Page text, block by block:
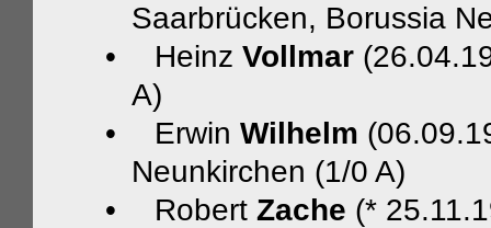
Saarbrücken, Borussia
•
Heinz Vollmar
A)
•
Erwin Wilhelm
Neunkirchen (1/0 A)
•
Robert Zache (*